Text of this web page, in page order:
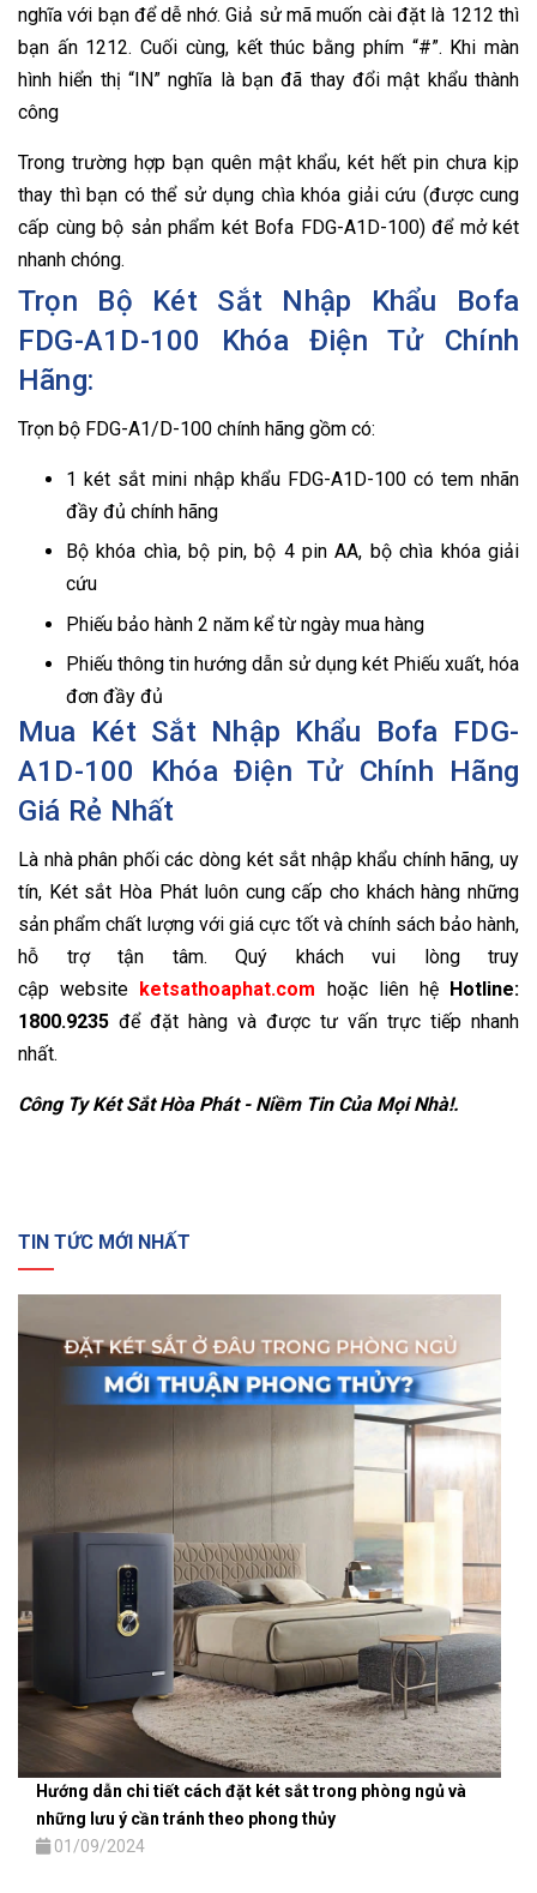
nghĩa với bạn để dễ nhớ. Giả sử mã muốn cài đặt là 1212 thì
bạn ấn 1212. Cuối cùng, kết thúc bằng phím “#”. Khi màn
hình hiển thị “IN” nghĩa là bạn đã thay đổi mật khẩu thành
công
Trong trường hợp bạn quên mật khẩu, két hết pin chưa kịp
thay thì bạn có thể sử dụng chìa khóa giải cứu (được cung
cấp cùng bộ sản phẩm két Bofa FDG-A1D-100) để mở két
nhanh chóng.
Trọn Bộ Két Sắt Nhập Khẩu Bofa
FDG-A1D-100 Khóa Điện Tử Chính
Hãng:
Trọn bộ FDG-A1/D-100 chính hãng gồm có:
1 két sắt mini nhập khẩu FDG-A1D-100 có tem nhãn
đầy đủ chính hãng
Bộ khóa chìa, bộ pin, bộ 4 pin AA, bộ chìa khóa giải
cứu
Phiếu bảo hành 2 năm kể từ ngày mua hàng
Phiếu thông tin hướng dẫn sử dụng két Phiếu xuất, hóa
đơn đầy đủ
Mua Két Sắt Nhập Khẩu Bofa FDG-
A1D-100 Khóa Điện Tử Chính Hãng
Giá Rẻ Nhất
Là nhà phân phối các dòng két sắt nhập khẩu chính hãng, uy
tín, Két sắt Hòa Phát luôn cung cấp cho khách hàng những
sản phẩm chất lượng với giá cực tốt và chính sách bảo hành,
hỗ trợ tận tâm. Quý khách vui lòng truy
cập website ketsathoaphat.com hoặc liên hệ Hotline:
1800.9235 để đặt hàng và được tư vấn trực tiếp nhanh
nhất.
Công Ty Két Sắt Hòa Phát - Niềm Tin Của Mọi Nhà!.
TIN TỨC MỚI NHẤT
Hướng dẫn chi tiết cách đặt két sắt trong phòng ngủ và
những lưu ý cần tránh theo phong thủy
01/09/2024